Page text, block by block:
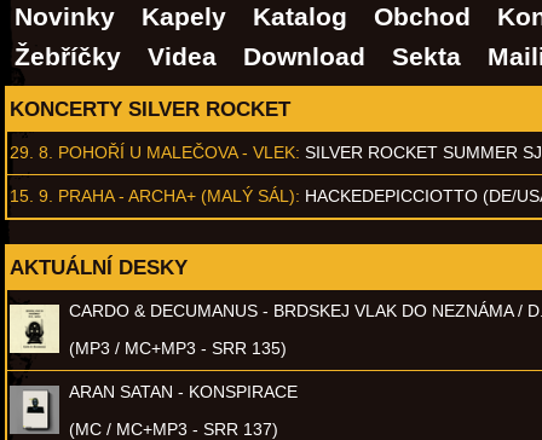
Novinky Kapely Katalog Obchod
Žebříčky
Videa Download Sekta
KONCERTY SILVER ROCKET
29. 8. POHOŘÍ U MALEČOVA - VLEK: SILVER ROCKET SUMMER
15. 9. PRAHA - ARCHA+ (MALÝ SÁL): HACKEDEPICCIOTTO (DE/
AKTUÁLNÍ DESKY
CARDO & DECUMANUS - BRDSKEJ VLAK DO NEZNÁMA /
(MP3 / MC+MP3 - SRR 135)
ARAN SATAN - KONSPIRACE
(MC / MC+MP3 - SRR 137)